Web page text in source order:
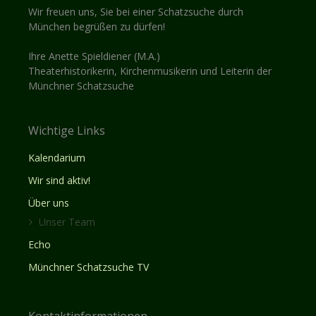
Wir freuen uns, Sie bei einer Schatzsuche durch
München begrüßen zu dürfen!
Ihre Anette Spieldiener (M.A.)
Theaterhistorikerin, Kirchenmusikerin und Leiterin der
Münchner Schatzsuche
Wichtige Links
Kalendarium
Wir sind aktiv!
Über uns
Unser Team
Echo
Münchner Schatzsuche TV